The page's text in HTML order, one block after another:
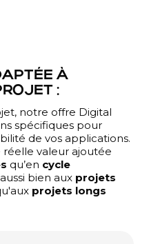
À
:
notre offre Digital
spécifiques pour
de vos applications.
valeur ajoutée
qu’en cycle
bien aux projets
projets longs